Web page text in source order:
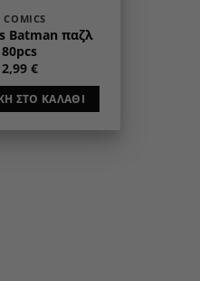
COMICS
Batman παζλ
€
ΣΤΟ ΚΑΛΆΘΙ